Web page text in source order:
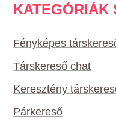
KATEGÓRIÁK
Fényképes
Társkereső chat
Keresztény
Párkereső